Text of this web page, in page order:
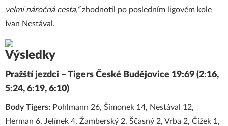
velmi náročná cesta,“zhodnotil po posledním ligovém kole
Ivan Nestával.
Výsledky
Pražští jezdci – Tigers České Budějovice 19:69 (2:16,
5:24, 6:19, 6:10)
Body Tigers: Pohlmann 26, Šimonek 14, Nestával 12,
Herman 6, Jelínek 4, Žamberský 2, Ščasný 2, Vrba 2, Čížek 1,